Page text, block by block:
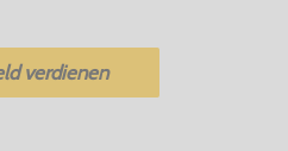
verdienen